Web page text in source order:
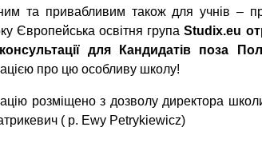
та привабливим також для учнів –
Європейська освітня групаStudix.eu
консультації для Кандидатів поза
про цю особливу школу!
розміщено з дозволу директора
( p. Ewy Petrykiewicz)